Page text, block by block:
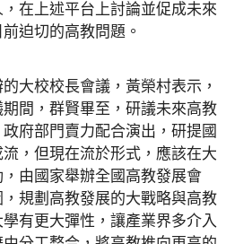
在上述平台上討論並促成未來
迫切的高教問題。
大校校長會議，黃榮村表示，
間，群賢畢至，研議未來高教
府部門賣力配合演出，研提國
，但現在流於形式，應該在大
由國家舉辦全國高教發展會
規劃高教發展的大戰略與高教
有更大彈性，讓產業界多介入